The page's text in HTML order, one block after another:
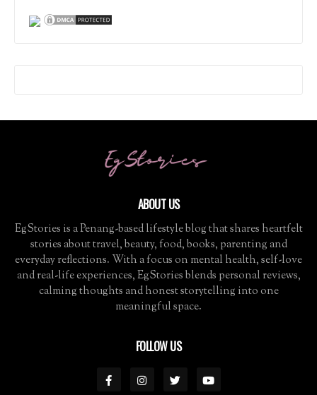
ABOUT US
EgStories is a Penang-based lifestyle blog that shares heartfelt
stories about travel, beauty, food, books, parenting and
everyday reflections. With a focus on mental health, self-love
and real-life experiences, EgStories blends personal reviews,
calming thoughts and honest storytelling into one
meaningful space.
FOLLOW US